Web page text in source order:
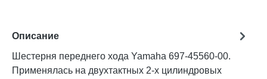
Описание
Шестерня переднего хода Yamaha 697-45560-00.
Применялась на двухтактных 2-х цилиндровых